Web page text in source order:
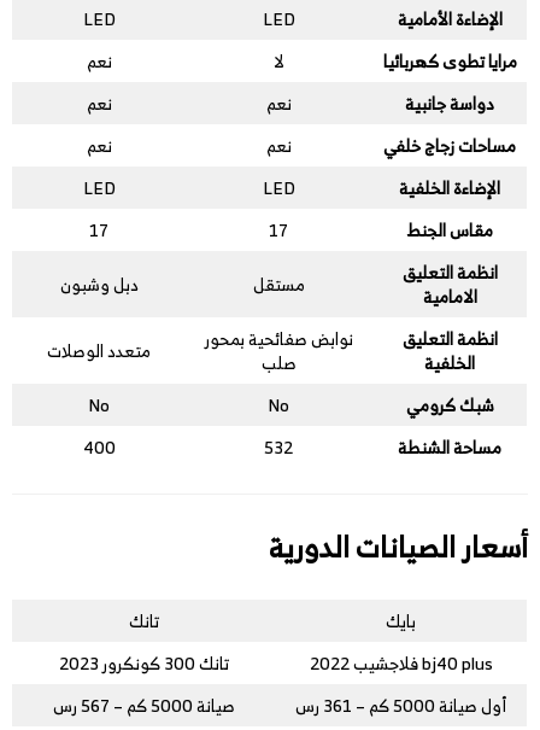
الإضاءة الأمامية
LED
LED
مرايا تطوى كهربائيا
لا
نعم
دواسة جانبية
نعم
نعم
مساحات زجاج خلفي
نعم
نعم
الإضاءة الخلفية
LED
LED
مقاس الجنط
17
17
انظمة التعليق
الامامية
مستقل
دبل وشبون
انظمة التعليق
الخلفية
نوابض صفائحية بمحور
صلب
متعدد الوصلات
شبك كرومي
No
No
مساحة الشنطة
532
400
أسعار الصيانات الدورية
بايك
تانك
bj40 plus فلاجشيب 2022
تانك 300 كونكرور 2023
أول صيانة 5000 كم – 361 رس
صيانة 5000 كم – 567 رس